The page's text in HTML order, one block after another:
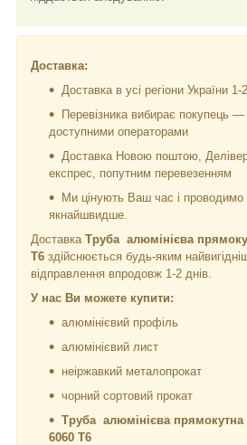
Доставка:
Доставка в усі регіони України 1-
Перевізника вибирає покупець
доступними операторами
Доставка Новою поштою,
експрес, попутним перевезенням
Ми цінують Ваш час і проводимо
якнайшвидше.
Доставка Труба алюмінієва
Т6 здійснюється будь-яким
відправлення впродовж 1-2 днів.
У нас Ви можете купити:
алюмінієвий профіль
алюмінієвий лист
неіржавкий металопрокат
чорний сортовий прокат
Труба алюмінієва прямокутна
6060 Т6